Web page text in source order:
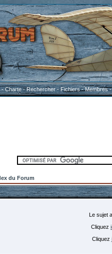
-Charte-Rechercher-Fichiers-Membres
du Forum
Le sujet
Cliquez
Cliquez